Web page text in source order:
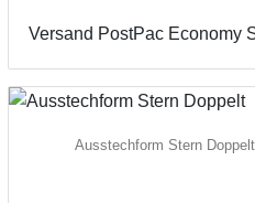
Versand PostPac Economy
Ausstechform Stern Doppelt